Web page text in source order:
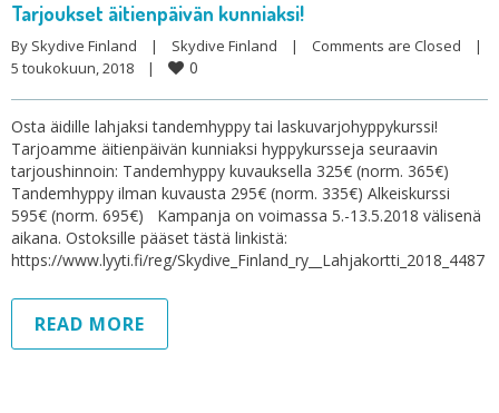
Tarjoukset äitienpäivän kunniaksi!
By Skydive Finland | Skydive Finland | Comments are Closed
|
5 toukokuun, 2018
| 0
Osta äidille lahjaksi tandemhyppy tai laskuvarjohyppykurssi!
Tarjoamme äitienpäivän kunniaksi hyppykursseja seuraavin
tarjoushinnoin: Tandemhyppy kuvauksella 325€ (norm. 365€)
Tandemhyppy ilman kuvausta 295€ (norm. 335€) Alkeiskurssi
595€ (norm. 695€) Kampanja on voimassa 5.-13.5.2018 välisenä
aikana. Ostoksille pääset tästä linkistä:
https://www.lyyti.fi/reg/Skydive_Finland_ry__Lahjakortti_2018_4487
READ MORE